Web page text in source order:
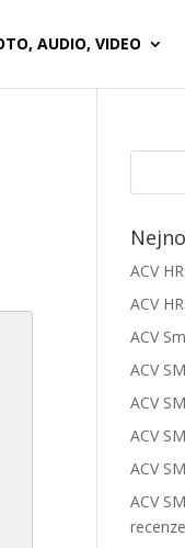
AUDIO, VIDEO
ACV
ACV
ACV
ACV
ACV
ACV
ACV
ACV
recenze